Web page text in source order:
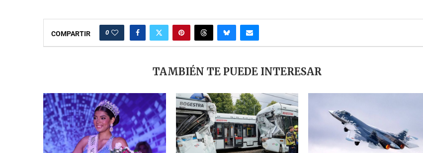
COMPARTIR 0
TAMBIÉN TE PUEDE INTERESAR